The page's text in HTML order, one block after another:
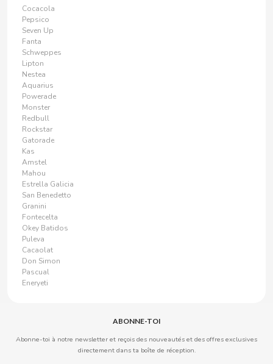
L'OR
LA BATURRICA
LA ESPAÑOLA
LACASA
LACASITOS
LANDESSA
LAYS
LIPTON
Cocacola
Pepsico
Seven Up
Fanta
Schweppes
Lipton
Nestea
Aquarius
Powerade
Monster
Redbull
Rockstar
Gatorade
Kas
Amstel
Mahou
Estrella Galicia
San Benedetto
Granini
Fontecelta
Okey Batidos
Puleva
Cacaolat
Don Simon
Pascual
Eneryeti
ABONNE-TOI
Abonne-toi à notre newsletter et reçois des nouveautés et des offres exclusives
directement dans ta boîte de réception.